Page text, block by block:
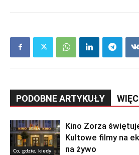
PODOBNE ARTYKUŁY
Co, gdzie, kiedy
Kino Zorza
Kultowe filmy na
na żywo